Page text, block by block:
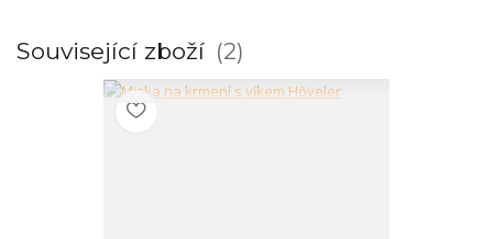
Související zboží 2